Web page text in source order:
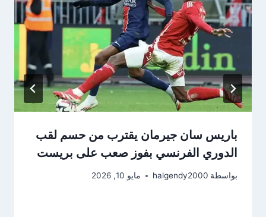
باريس سان جيرمان يقترب من حسم لقب
الدوري الفرنسي بفوز صعب على بريست
بواسطة halgendy2000 مايو 10, 2026